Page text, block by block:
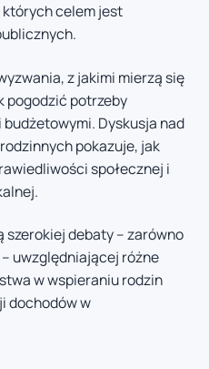
celem jest
z jakimi mierzą się
pogodzić potrzeby
Dyskusja nad
pokazuje, jak
społecznej i
szerokiej debaty – zarówno
uwzględniającej różne
w wspieraniu rodzin
dochodów w